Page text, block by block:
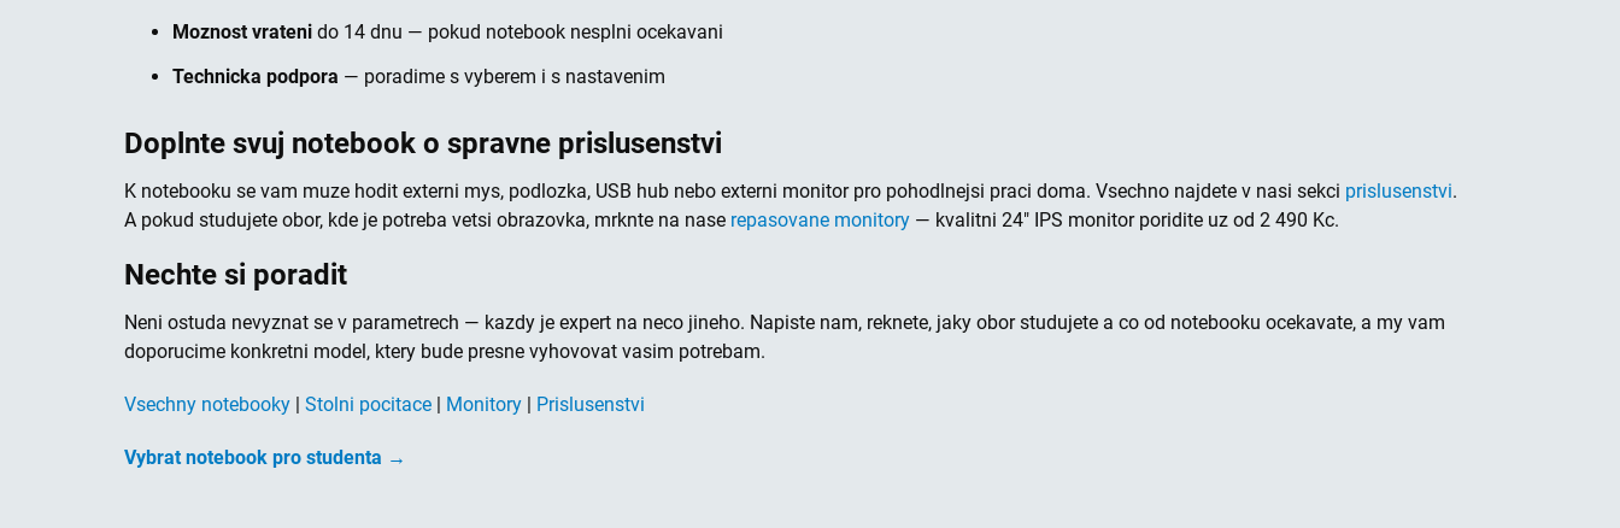
Moznost vrateni do 14 dnu — pokud notebook nesplni ocekavani
Technicka podpora — poradime s vyberem i s nastavenim
Doplnte svuj notebook o spravne prislusenstvi
K notebooku se vam muze hodit externi mys, podlozka, USB hub nebo externi monitor pro pohodlnejsi praci doma. Vsechno najdete v nasi sekci prislusenstvi.
A pokud studujete obor, kde je potreba vetsi obrazovka, mrknte na nase repasovane monitory — kvalitni 24" IPS monitor poridite uz od 2 490 Kc.
Nechte si poradit
Neni ostuda nevyznat se v parametrech — kazdy je expert na neco jineho. Napiste nam, reknete, jaky obor studujete a co od notebooku ocekavate, a my vam
doporucime konkretni model, ktery bude presne vyhovovat vasim potrebam.
Vsechny notebooky | Stolni pocitace | Monitory | Prislusenstvi
Vybrat notebook pro studenta →